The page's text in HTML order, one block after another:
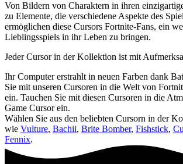
Von Bildern von Charaktern in ihren
zu Elemente, die verschiedene Aspekte des
ermöglichen diese Cursors Fortnite-Fans, ein
Lieblingsspiels in ihr Leben zu bringen.
Jeder Cursor in der Kollektion ist mit
Ihr Computer erstrahlt in neuen Farben dank
Sie mit unseren Cursoren in die Welt von
ein. Tauchen Sie mit diesen Cursoren in die
Game Cursor ein.
Wählen Sie aus den beliebten Cursorn in der
wie Vulture, Bachii, Brite Bomber, Fishstick,
Fennix.